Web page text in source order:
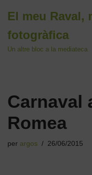
al
contingut
El meu Raval,
fotogràfica
Un altre bloc a la mediateca
Carnaval
Romea
per argos 26/06/2015